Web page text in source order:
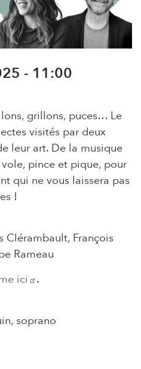
- 11:00
grillons, puces… Le
visités par deux
leur art. De la musique
pince et pique, pour
qui ne vous laissera pas
!
François
Rameau
ici
.
soprano